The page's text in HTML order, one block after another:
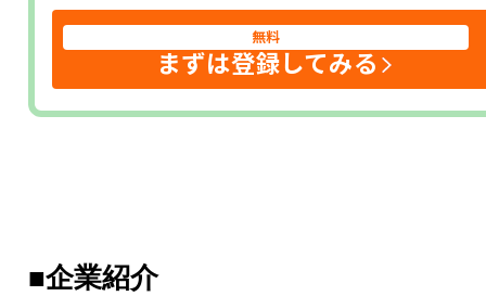
無料
まずは登録してみる
■企業紹介